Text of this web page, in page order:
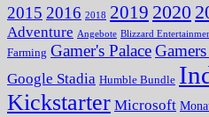
2015 2016 2018 2019 2020
Adventure Angebote Blizzard
Farming Gamer's Palace
Google Stadia Humble Bundle
Kickstarter Microsoft